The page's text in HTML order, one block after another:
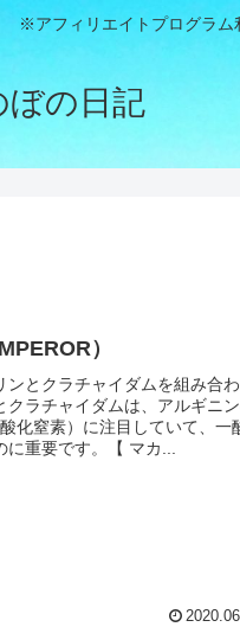
※アフィリエイトプログラム
ぼの日記
）
とクラチャイダムを組み合
ラチャイダムは、アルギニ
化窒素）に注目していて、一
重要です。【 マカ...